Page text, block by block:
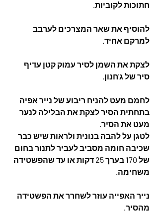
חתוכות לקוביות.
להוסיף את שאר המצרכים לערבב
למרקם אחיד.
לצקת את השמן לסיר עמוק קטן עדיף
סיר של ג'חנון.
לחמם מעט להניח ריבוע של נייר אפיה
בתחתית הסיר לצקת את הבלילה לנער
מעט את הסיר.
לטגן על להבה בנונית ולראות שיש כבר
שכיבה חומה מסביב לעביר לתנור בחום
של 170 בערך 25 דקות או עד שהפשטידה
משחימה.
נייר האפייה עוזר לשחרר את הפשטידה
מהסיר.